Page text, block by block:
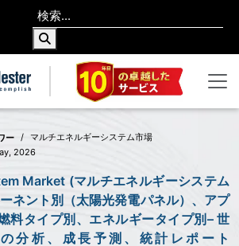
ー
マルチエネルギーシステム市場
2026
Market (マルチエネルギーシステム
ネント別（太陽光発電パネル）、アプ
料タイプ別、エネルギータイプ別– 世
分析、成長予測、統計レポート